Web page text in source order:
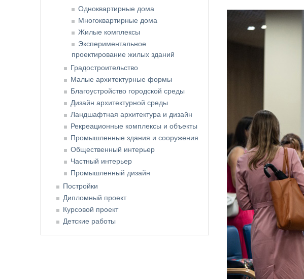
Одноквартирные дома
Многоквартирные дома
Жилые комплексы
Экспериментальное
проектирование жилых зданий
Градостроительство
Малые архитектурные формы
Благоустройство городской среды
Дизайн архитектурной среды
Ландшафтная архитектура и дизайн
Рекреационные комплексы и объекты
Промышленные здания и сооружения
Общественный интерьер
Частный интерьер
Промышленный дизайн
Постройки
Дипломный проект
Курсовой проект
Детские работы